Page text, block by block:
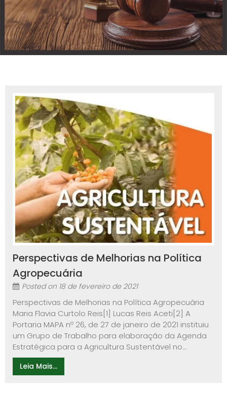
Perspectivas de Melhorias na Política
Agropecuária
Posted on 18 de fevereiro de 2021
Perspectivas de Melhorias na Política Agropecuária
Maria Flavia Curtolo Reis[1] Lucas Reis Aceti[2] A
Portaria MAPA nº 26, de 27 de janeiro de 2021 instituiu
um Grupo de Trabalho para elaboração da Agenda
Estratégica para a Agricultura Sustentável no...
Leia Mais...